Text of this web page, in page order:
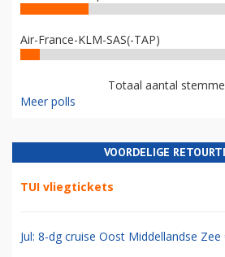
Air-France-KLM-SAS(-TAP)
Totaal aantal
Meer polls
VOORDELIGE
TUI vliegtickets
Jul: 8-dg cruise Oost Middellandse Zee